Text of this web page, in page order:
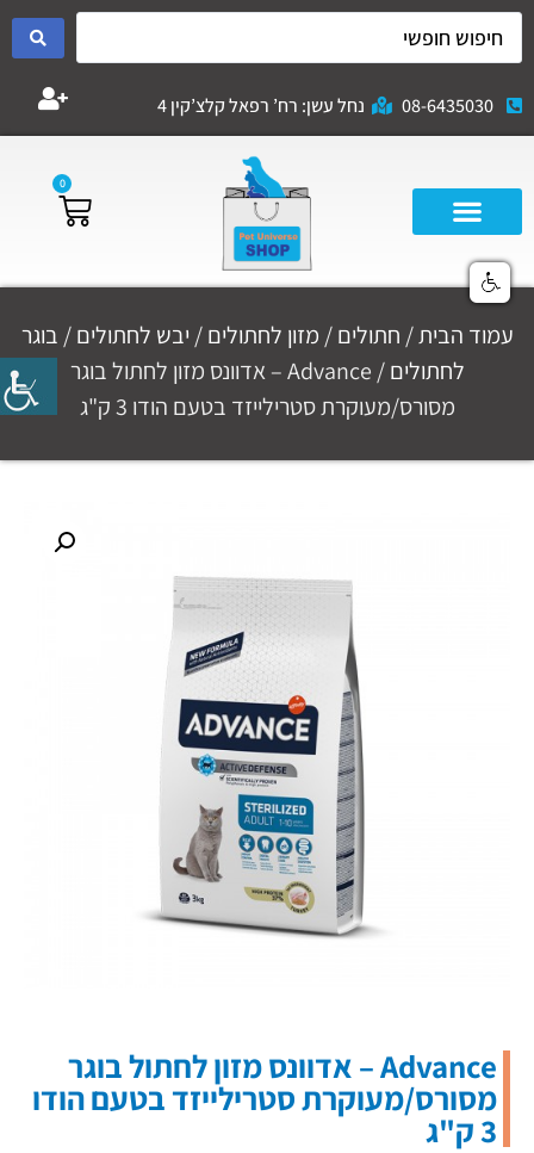
08-6435030 נחל עשן: רח’ רפאל קלצ’קין 4
0
עמוד הבית/ חתולים/ מזון לחתולים/ יבש לחתולים/ בוגר
לחתולים
/ Advance – אדוונס מזון לחתול בוגר
מסורס/מעוקרת סטרילייזד בטעם הודו 3 ק"ג
Advance – אדוונס מזון לחתול בוגר
מסורס/מעוקרת סטרילייזד בטעם הודו
3 ק"ג